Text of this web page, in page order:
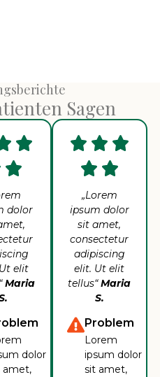
Sagen
dolor
elit
Maria
dolor
amet,
„Lorem
ipsum dolor
sit amet,
consectetur
adipiscing
elit. Ut elit
tellus“Maria
S.
Problem
Lorem
ipsum dolor
sit amet,